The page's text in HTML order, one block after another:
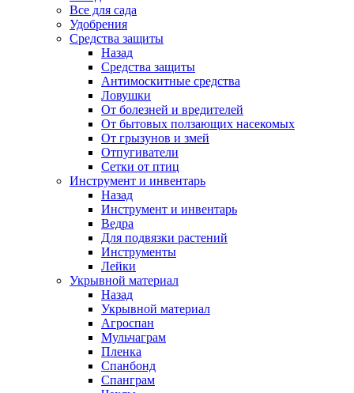
Все для сада
Удобрения
Средства защиты
Назад
Средства защиты
Антимоскитные средства
Ловушки
От болезней и вредителей
От бытовых ползающих насекомых
От грызунов и змей
Отпугиватели
Сетки от птиц
Инструмент и инвентарь
Назад
Инструмент и инвентарь
Ведра
Для подвязки растений
Инструменты
Лейки
Укрывной материал
Назад
Укрывной материал
Агроспан
Мульчаграм
Пленка
Спанбонд
Спанграм